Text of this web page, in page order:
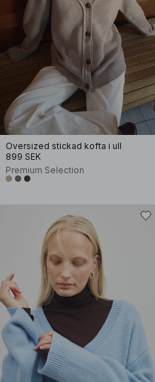
Oversized stickad kofta i ull
899 SEK
Premium Selection